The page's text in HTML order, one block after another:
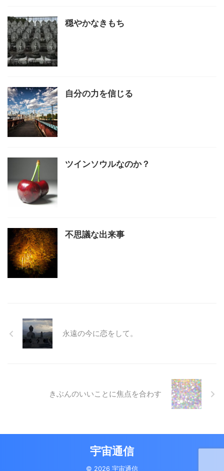
穏やかなきもち
自分の力を信じる
ツインソウルなのか？
不思議な出来事
永遠の今に恋をして。
きぶんのいいことに焦点を合わす
宇宙通信
© 2026 宇宙通信